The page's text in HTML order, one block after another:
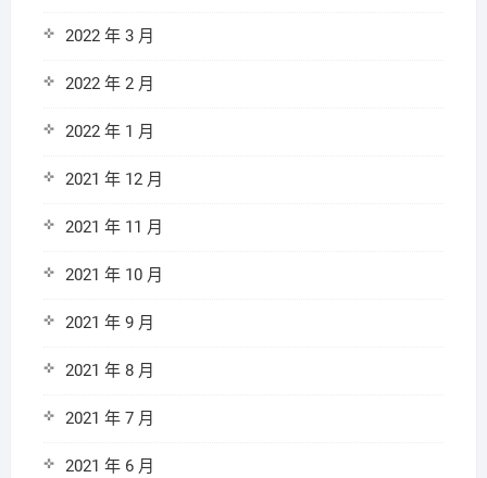
2022 年 3 月
2022 年 2 月
2022 年 1 月
2021 年 12 月
2021 年 11 月
2021 年 10 月
2021 年 9 月
2021 年 8 月
2021 年 7 月
2021 年 6 月